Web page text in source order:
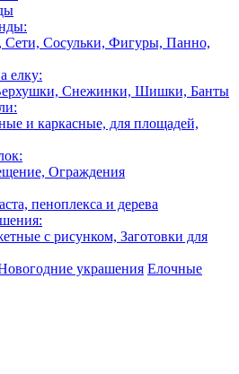
Сети, Сосульки, Фигуры, Панно,
елку:
Снежинки, Шишки, Банты
и каркасные, для площадей,
Ограждения
пеноплекса и дерева
с рисунком, Заготовки для
украшения Елочные